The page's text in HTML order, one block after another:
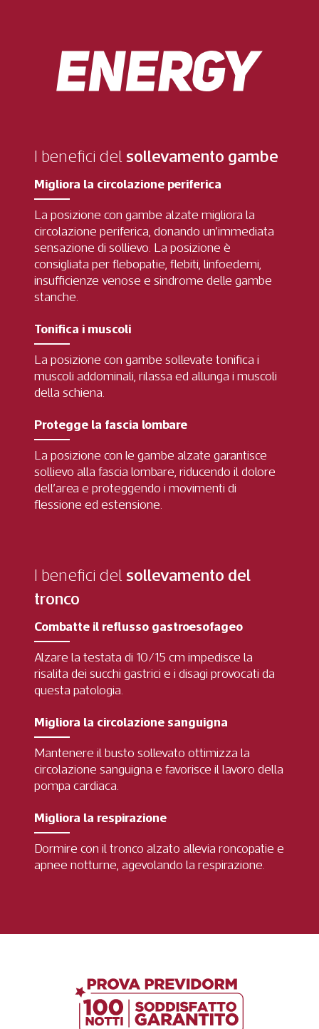
I benefici del sollevamento gambe
Migliora la circolazione periferica
La posizione con gambe alzate migliora la
circolazione periferica, donando un’immediata
sensazione di sollievo. La posizione è
consigliata per flebopatie, flebiti, linfoedemi,
insufficienze venose e sindrome delle gambe
stanche.
Tonifica i muscoli
La posizione con gambe sollevate tonifica i
muscoli addominali, rilassa ed allunga i muscoli
della schiena.
Protegge la fascia lombare
La posizione con le gambe alzate garantisce
sollievo alla fascia lombare, riducendo il dolore
dell’area e proteggendo i movimenti di
flessione ed estensione.
I benefici del sollevamento del
tronco
Combatte il reflusso gastroesofageo
Alzare la testata di 10/15 cm impedisce la
risalita dei succhi gastrici e i disagi provocati da
questa patologia.
Migliora la circolazione sanguigna
Mantenere il busto sollevato ottimizza la
circolazione sanguigna e favorisce il lavoro della
pompa cardiaca.
Migliora la respirazione
Dormire con il tronco alzato allevia roncopatie e
apnee notturne, agevolando la respirazione.